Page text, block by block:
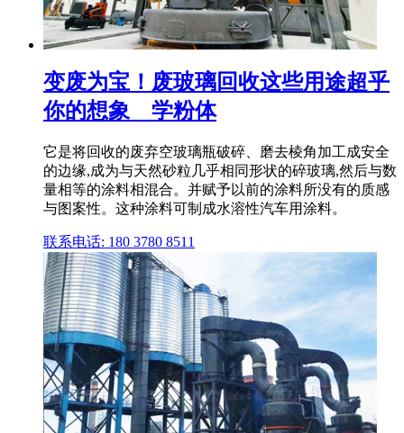
变废为宝！废玻璃回收这些用途超乎
你的想象 _ 学粉体
它是将回收的废弃空玻璃瓶破碎、磨去棱角加工成安全
的边缘,成为与天然砂粒几乎相同形状的碎玻璃,然后与数
量相等的涂料相混合。并赋予以前的涂料所没有的质感
与图案性。这种涂料可制成水溶性汽车用涂料。
联系电话: 180 3780 8511